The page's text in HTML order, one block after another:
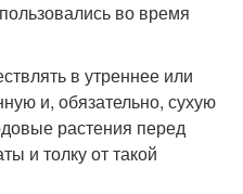
во время
в утреннее или
и, обязательно, сухую
растения перед
и толку от такой